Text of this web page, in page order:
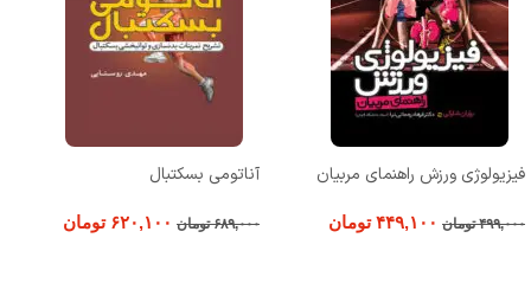
فیزیولوژی ورزش راهنمای مربیان
۴۹۹,۰۰۰ تومان ۴۴۹,۱۰۰ تومان
آناتومی بسکتبال
۶۸۹,۰۰۰ تومان ۶۲۰,۱۰۰ تومان